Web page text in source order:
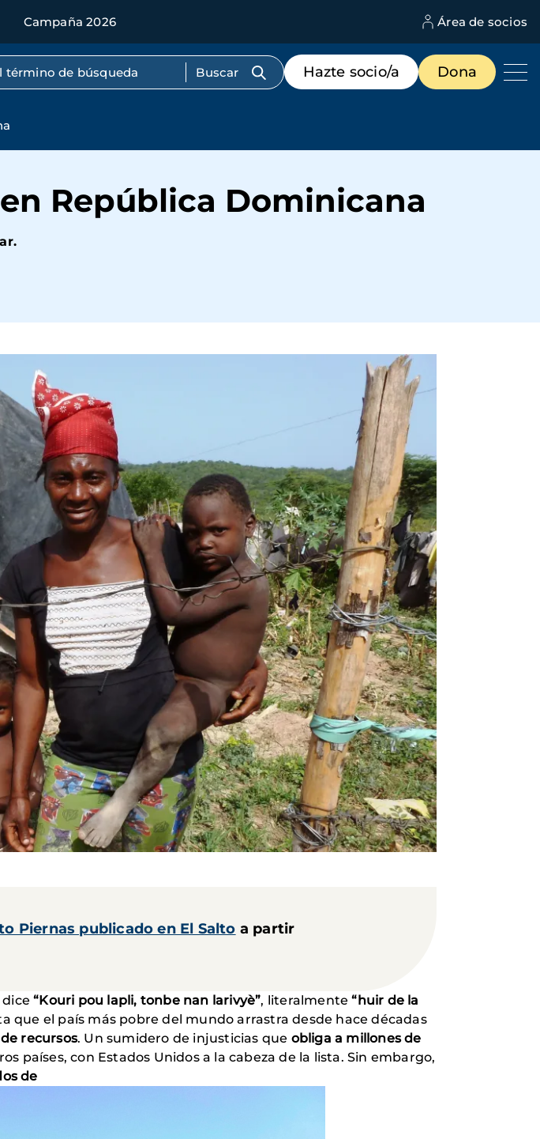
Campaña 2026 Área de socios
por texto completo
Menú
de
destacados
Hazte socio/a Dona
República Dominicana
Piernas publicado en El Salto a partir
dice“Kouri pou lapli, tonbe nan larivyè”, literalmente“huir de la
que el país más pobre del mundo arrastra desde hace décadas
recursos. Un sumidero de injusticias que obliga a millones de
países, con Estados Unidos a la cabeza de la lista. Sin embargo,
de